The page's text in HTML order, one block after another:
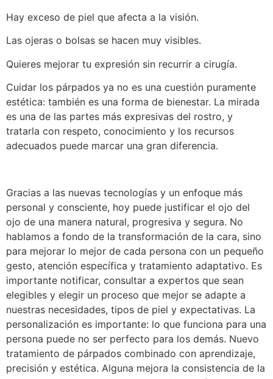
Hay exceso de piel que afecta a la visión.
Las ojeras o bolsas se hacen muy visibles.
Quieres mejorar tu expresión sin recurrir a cirugía.
Cuidar los párpados ya no es una cuestión puramente
estética: también es una forma de bienestar. La mirada
es una de las partes más expresivas del rostro, y
tratarla con respeto, conocimiento y los recursos
adecuados puede marcar una gran diferencia.
Gracias a las nuevas tecnologías y un enfoque más
personal y consciente, hoy puede justificar el ojo del
ojo de una manera natural, progresiva y segura. No
hablamos a fondo de la transformación de la cara, sino
para mejorar lo mejor de cada persona con un pequeño
gesto, atención específica y tratamiento adaptativo. Es
importante notificar, consultar a expertos que sean
elegibles y elegir un proceso que mejor se adapte a
nuestras necesidades, tipos de piel y expectativas. La
personalización es importante: lo que funciona para una
persona puede no ser perfecto para los demás. Nuevo
tratamiento de párpados combinado con aprendizaje,
precisión y estética. Alguna mejora la consistencia de la